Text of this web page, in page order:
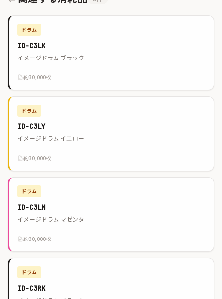
ドラム
ID-C3LK
イメージドラム ブラック
約30,000枚
ドラム
ID-C3LY
イメージドラム イエロー
約30,000枚
ドラム
ID-C3LM
イメージドラム マゼンタ
約30,000枚
ドラム
ID-C3RK